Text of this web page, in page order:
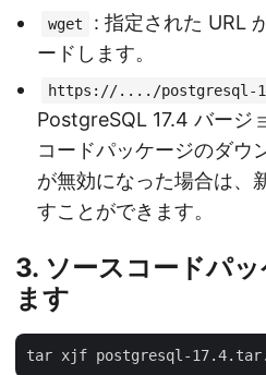
wget
: 指定された URL
ードします。
https://..../postgresql-
PostgreSQL 17.4 バージ
コードパッケージのダウ
が無効になった場合は、
すことができます。
3. ソースコードパ
ます